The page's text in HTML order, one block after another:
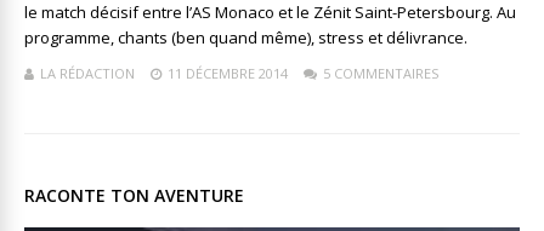
le match décisif entre l’AS Monaco et le Zénit Saint-Petersbourg. Au
programme, chants (ben quand même), stress et délivrance.
LA RÉDACTION 11 DÉCEMBRE 2014 5 COMMENTAIRES
RACONTE TON AVENTURE